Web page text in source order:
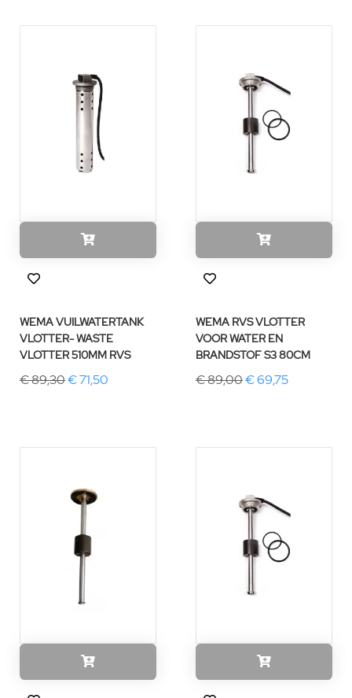
WEMA VUILWATERTANK
VLOTTER- WASTE
VLOTTER 510MM RVS
€ 89,30€ 71,50
WEMA RVS VLOTTER
VOOR WATER EN
BRANDSTOF S3 80CM
€ 89,00€ 69,75